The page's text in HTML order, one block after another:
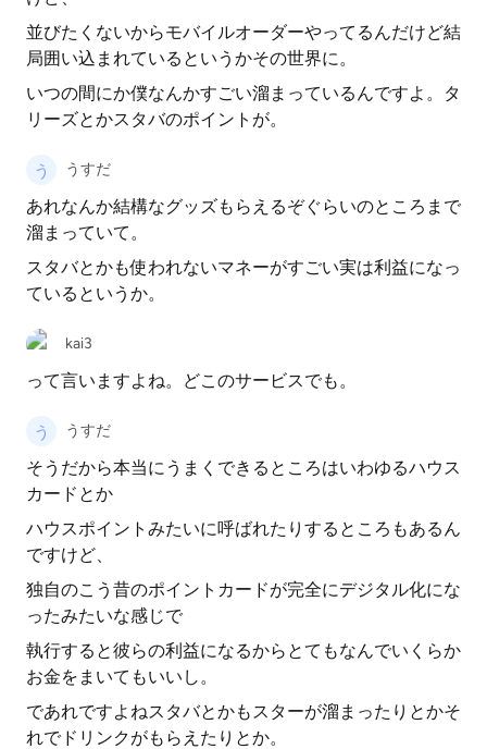
並びたくないからモバイルオーダーやってるんだけど結
局囲い込まれているというかその世界に。
いつの間にか僕なんかすごい溜まっているんですよ。タ
リーズとかスタバのポイントが。
うすだ
あれなんか結構なグッズもらえるぞぐらいのところまで
溜まっていて。
スタバとかも使われないマネーがすごい実は利益になっ
ているというか。
kai3
って言いますよね。どこのサービスでも。
うすだ
そうだから本当にうまくできるところはいわゆるハウス
カードとか
ハウスポイントみたいに呼ばれたりするところもあるん
ですけど、
独自のこう昔のポイントカードが完全にデジタル化にな
ったみたいな感じで
執行すると彼らの利益になるからとてもなんでいくらか
お金をまいてもいいし。
であれですよねスタバとかもスターが溜まったりとかそ
れでドリンクがもらえたりとか。